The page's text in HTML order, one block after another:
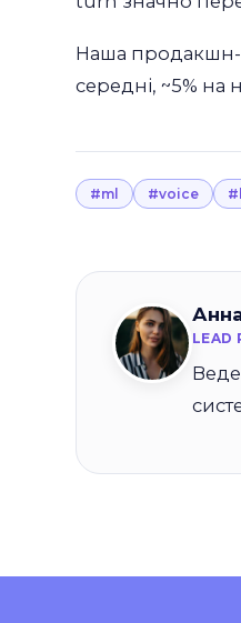
Наша продакшн-
середні, ~5% на
#ml #voice
LEAD